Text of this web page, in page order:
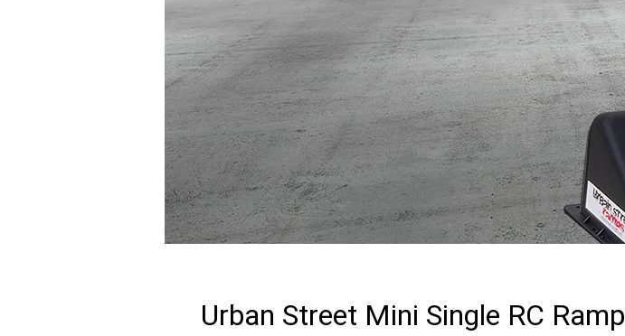
Urban Street Mini Single RC Ramp